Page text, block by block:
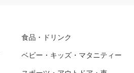
食品・ドリンク
ベビー・キッズ・マタニティー